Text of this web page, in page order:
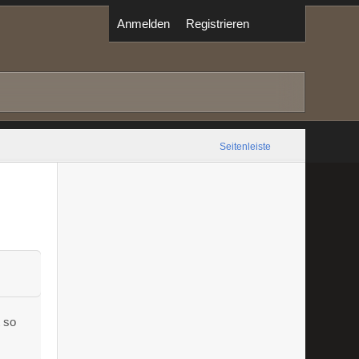
Anmelden Registrieren
Seitenleiste
so